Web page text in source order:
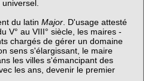
du latin Major. D'usage attesté
V° au VIII° siècle, les maires -
chargés de gérer un domaine
sens s'élargissant, le maire
les villes s'émancipant des
les ans, devenir le premier